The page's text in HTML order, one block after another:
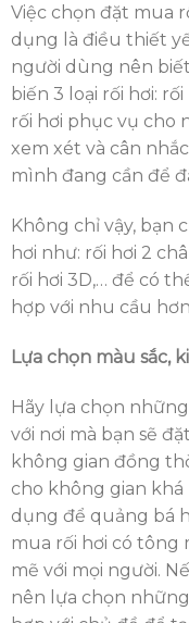
Việc chọn đặt mua
dụng là điều thiết
người dùng nên
biến 3 loại rối hơi:
rối hơi phục vụ cho
xem xét và cân
mình đang cần để
Không chỉ vậy, bạn
hơi như: rối hơi 2
rối hơi 3D,… để có
hợp với nhu cầu
Lựa chọn màu sắc,
Hãy lựa chọn
với nơi mà bạn sẽ
không gian đồng
cho không gian
dụng để quảng bá
mua rối hơi có tông
mẽ với mọi người.
nên lựa chọn